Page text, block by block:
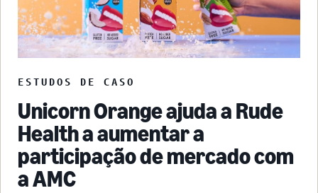
ESTUDOS DE CASO
Unicorn Orange ajuda a Rude
Health a aumentar a
participação de mercado com
a AMC